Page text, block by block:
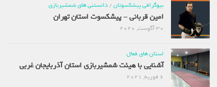
بیوگرافی پیشکسوتان/ دانستنی های شمشیربازی
امین قربانی – پیشکسوت استان تهران
30 آگوست, 2020
استان های فعال
آشنایی با هیئت شمشیربازی استان آذربایجان غربی
6 فوریه, 2021